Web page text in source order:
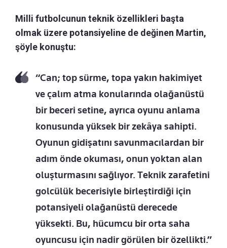
Milli futbolcunun teknik özellikleri başta
olmak üzere potansiyeline de değinen Martin,
şöyle konuştu:
“Can; top sürme, topa yakın hakimiyet
ve çalım atma konularında olağanüstü
bir beceri setine, ayrıca oyunu anlama
konusunda yüksek bir zekâya sahipti.
Oyunun gidişatını savunmacılardan bir
adım önde okuması, onun yoktan alan
oluşturmasını sağlıyor. Teknik zarafetini
golcülük becerisiyle birleştirdiği için
potansiyeli olağanüstü derecede
yüksekti. Bu, hücumcu bir orta saha
oyuncusu için nadir görülen bir özellikti.”